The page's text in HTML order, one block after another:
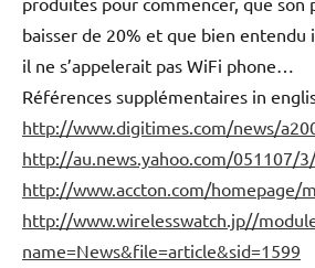
baisser de 20% et que bien entendu
il ne s’appelerait pas WiFi phone…
Références supplémentaires in
http://www.digitimes.com/news/
http://au.news.yahoo.com/051107/
http://www.accton.com/homepage/
http://www.wirelesswatch.jp//
name=News&file=article&sid=1599